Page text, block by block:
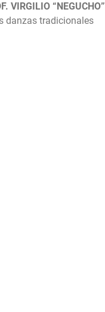
VIRGILIO “NEGUCHO”
danzas tradicionales